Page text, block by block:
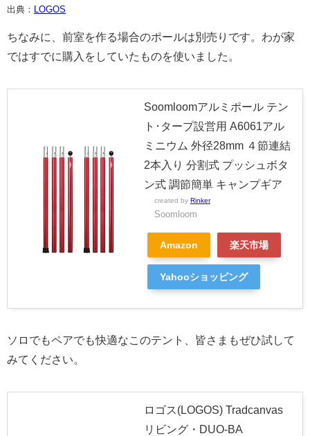
出典： LOGOS
ちなみに、前室を作る場合のポールは別売りです。わが家
ではすでに購入をしていたものを使いました。
Soomloomアルミポール テン
ト･タープ設営用 A6061アル
ミニウム 外径28mm ４節連結
2本入り 分割式 プッシュボタ
ン式 調節簡単 キャンプギア
created by Rinker
Soomloom
Amazon 楽天市場
Yahooショッピング
ソロでもペアでも快適なこのテント、皆さまもぜひ試して
みてください。
ロゴス(LOGOS) Tradcanvas
リビング・DUO-BA